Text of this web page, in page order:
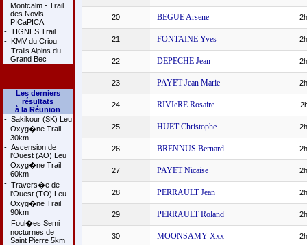
Montcalm - Trail
des Novis -
PICaPICA
- TIGNES Trail
- KMV du Criou
- Trails Alpins du
Grand Bec
Les derniers
résultats
à la Réunion
- Sakikour (SK) Leu
Oxyg�ne Trail
30km
- Ascension de
l'Ouest (AO) Leu
Oxyg�ne Trail
60km
- Travers�e de
l'Ouest (TO) Leu
Oxyg�ne Trail
90km
- Foul�es Semi
nocturnes de
Saint Pierre 5km
20 BEGUE Arsene
21 FONTAINE Yves
22 DEPECHE Jean
23 PAYET Jean Marie
24 RIVIeRE Rosaire
25 HUET Christophe
26 BRENNUS Bernard
27 PAYET Nicaise
28 PERRAULT Jean
29 PERRAULT Roland
30 MOONSAMY Xxx